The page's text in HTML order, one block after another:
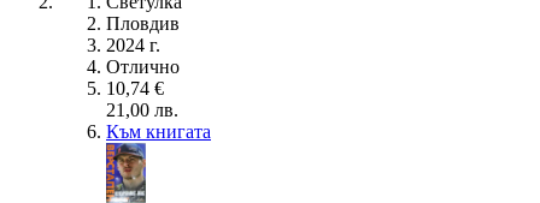
Пловдив
2024 г.
Отлично
10,74 €
21,00 лв.
Към книгата